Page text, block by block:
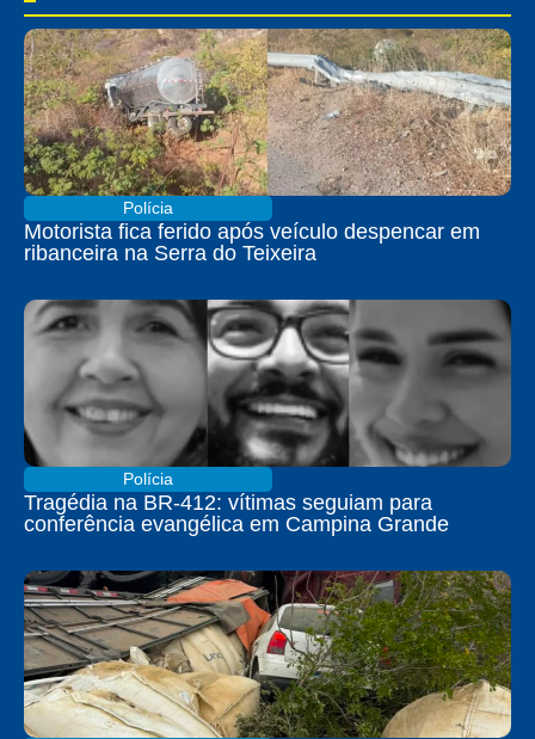
Polícia
Motorista fica ferido após veículo despencar em
ribanceira na Serra do Teixeira
Polícia
Tragédia na BR-412: vítimas seguiam para
conferência evangélica em Campina Grande